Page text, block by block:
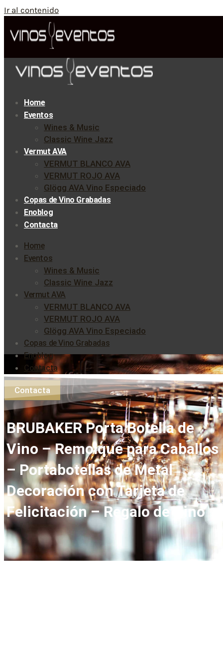
Ir al contenido
Home
Eventos
Wines & Music
Classic Wine Jazz
Vermut AVA
VERMUT BLANCO AVA
VERMUT ROJO AVA
Glögg AVA Vino Especiado
Copas de Vino Grabadas
Enoblog
Contacta
Home
Eventos
Wines & Music
Classic Wine Jazz
Vermut AVA
VERMUT BLANCO AVA
VERMUT ROJO AVA
Glögg AVA Vino Especiado
Copas de Vino Grabadas
Enoblog
Contacta
Contacta
BRUBAKER Porta Botella de
Vino – Remolque para Caballos
– Portabotellas de Metal
Decoración con Tarjeta de
Felicitación – Regalo de Vino